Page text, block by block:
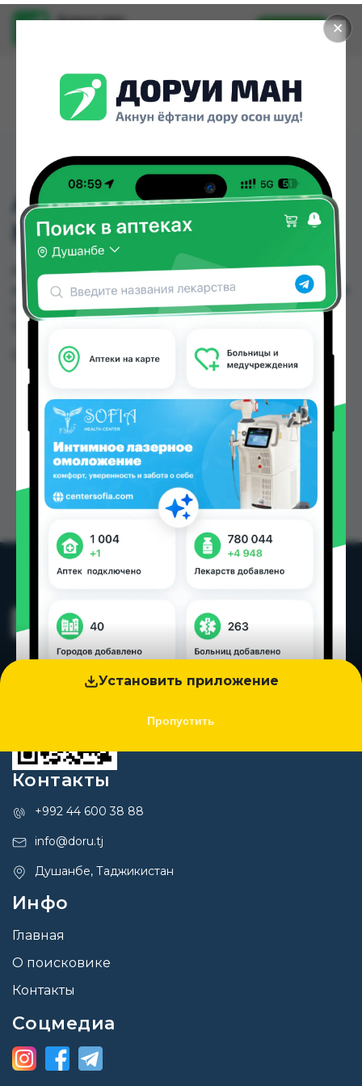
✕
Установить приложение
Пропустить
Доруи ман
Установить
АНТИПОЛИЦАЙ ЛЕД
№4
АНТИПОЛИЦАЙ ЛЕД №4 можно купить или
заказать в аптеках, Дорухонаи "Гулчехр" по цене
от 9.00 TJS в Душанбе и других городах
Цена: от9.00 TJS
Контакты
+992 44 600 38 88
info@doru.tj
Душанбе, Таджикистан
Инфо
Главная
О поисковике
Контакты
Соцмедиа